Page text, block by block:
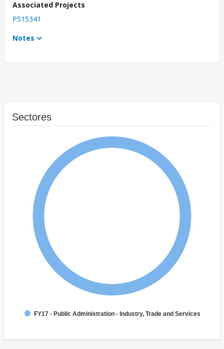
Associated Projects
P515341
Notes
Sectores
FY17 - Public Administration - Industry, Trade and Services